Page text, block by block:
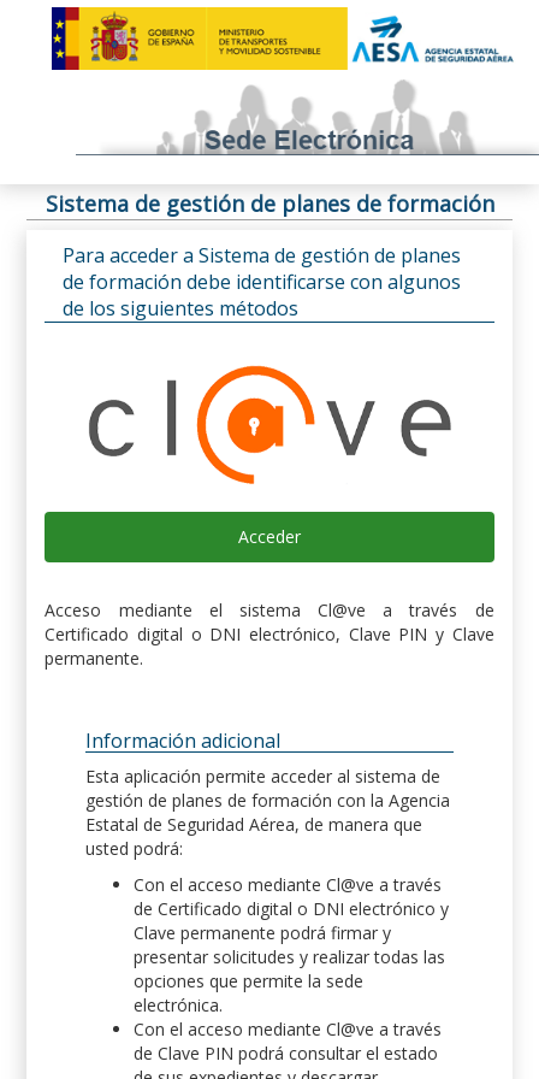
Sistema de gestión de planes de formación
Para acceder a Sistema de gestión de planes
de formación debe identificarse con algunos
de los siguientes métodos
Acceder
Acceso mediante el sistema Cl@ve a través de
Certificado digital o DNI electrónico, Clave PIN y Clave
permanente.
Información adicional
Esta aplicación permite acceder al sistema de
gestión de planes de formación con la Agencia
Estatal de Seguridad Aérea, de manera que
usted podrá:
Con el acceso mediante Cl@ve a través
de Certificado digital o DNI electrónico y
Clave permanente podrá firmar y
presentar solicitudes y realizar todas las
opciones que permite la sede
electrónica.
Con el acceso mediante Cl@ve a través
de Clave PIN podrá consultar el estado